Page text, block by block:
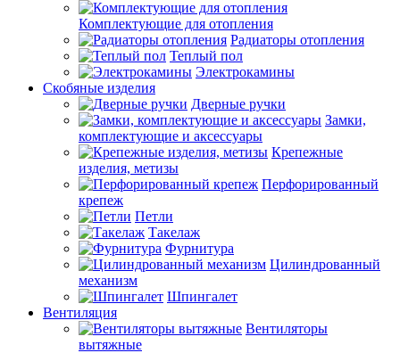
Комплектующие для отопления
Радиаторы отопления
Теплый пол
Электрокамины
Скобяные изделия
Дверные ручки
Замки,
комплектующие и аксессуары
Крепежные
изделия, метизы
Перфорированный
крепеж
Петли
Такелаж
Фурнитура
Цилиндрованный
механизм
Шпингалет
Вентиляция
Вентиляторы
вытяжные